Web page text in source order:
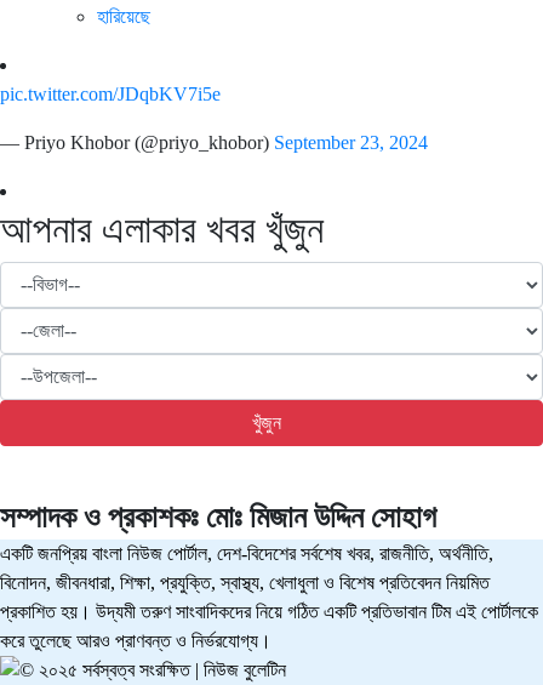
হারিয়েছে
pic.twitter.com/JDqbKV7i5e
— Priyo Khobor (@priyo_khobor) September 23, 2024
আপনার এলাকার খবর খুঁজুন
খুঁজুন
সম্পাদক ও প্রকাশকঃ মোঃ মিজান উদ্দিন সোহাগ
একটি জনপ্রিয় বাংলা নিউজ পোর্টাল, দেশ-বিদেশের সর্বশেষ খবর, রাজনীতি, অর্থনীতি,
বিনোদন, জীবনধারা, শিক্ষা, প্রযুক্তি, স্বাস্থ্য, খেলাধুলা ও বিশেষ প্রতিবেদন নিয়মিত
প্রকাশিত হয়। উদ্যমী তরুণ সাংবাদিকদের নিয়ে গঠিত একটি প্রতিভাবান টিম এই পোর্টালকে
করে তুলেছে আরও প্রাণবন্ত ও নির্ভরযোগ্য।